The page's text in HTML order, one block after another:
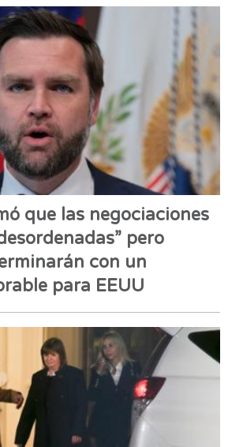
que las negociaciones
pero
con un
para EEUU